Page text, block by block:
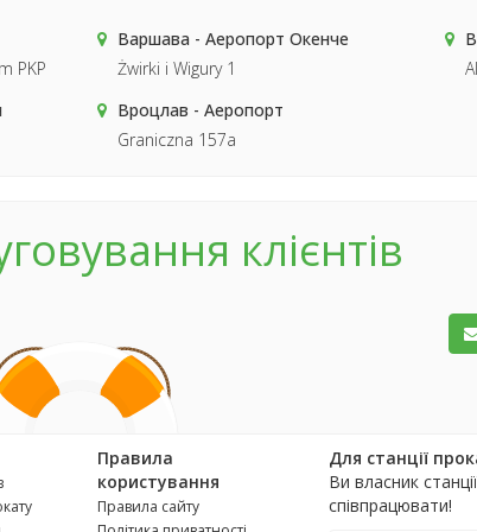
PKP
Варшава - Аеропорт Окенче
Żwirki i Wigury 1
Вроцлав - Аеропорт
Graniczna 157a
клієнтів
Правила
користування
Правила сайту
Для станції
Ви власник
співпрацювати!